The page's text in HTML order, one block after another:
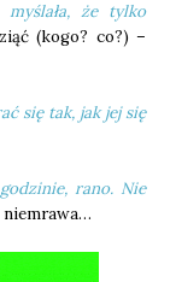
że tylko
(kogo? co?) –
się tak, jak jej się
rano. Nie
niemrawa…